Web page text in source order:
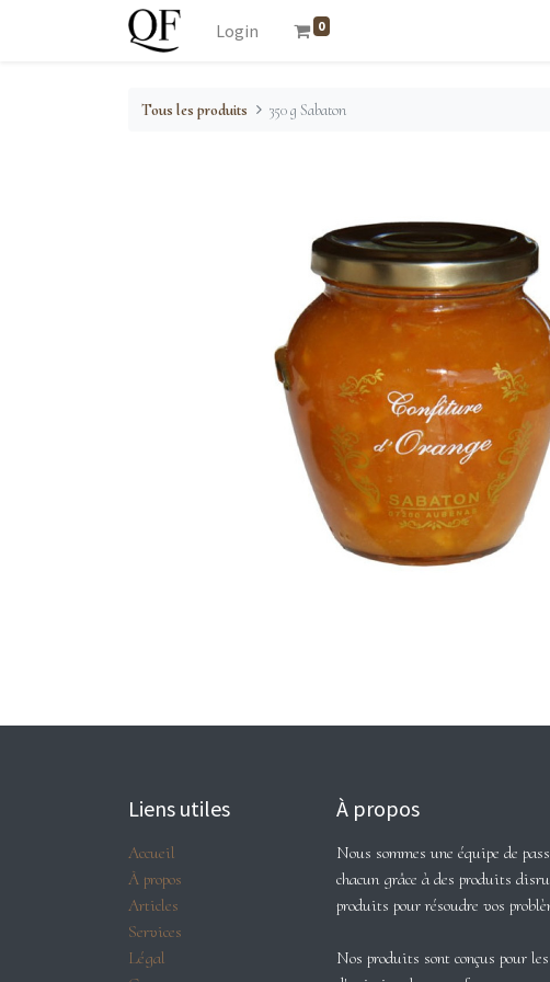
Login 0
Tous les produits 350 g Sabaton
Liens utiles
Accueil
À propos
Articles
Services
Légal
À propos
Nous sommes une équipe de
chacun grâce à des produits
produits pour résoudre vos
Nos produits sont conçus pour